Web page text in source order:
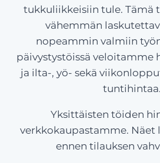
tukkuliikkeisiin tule. Tämä
vähemmän
nopeammin valmiin
päivystystöissä veloitamme
ja ilta-, yö- sekä
tuntihintaa.
Yksittäisten töiden
verkkokaupastamme. Näet
ennen tilauksen